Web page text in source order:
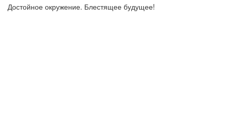
Достойное окружение. Блестящее будущее!